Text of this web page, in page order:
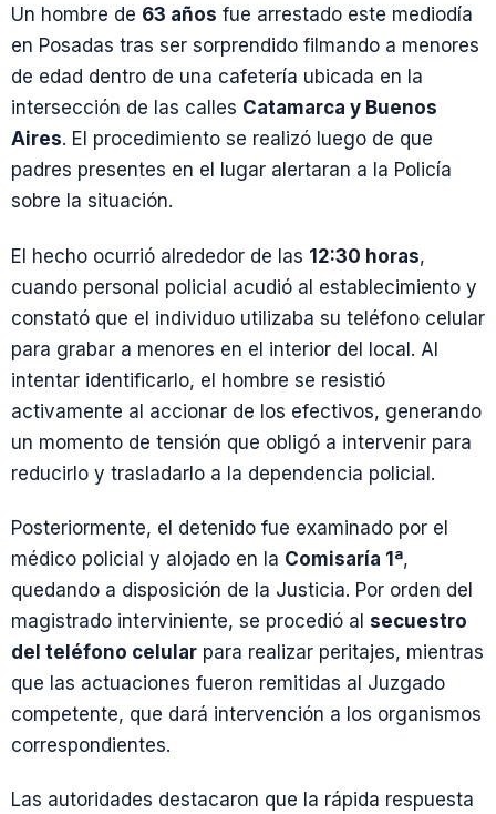
Un hombre de 63 años fue arrestado este mediodía
en Posadas tras ser sorprendido filmando a menores
de edad dentro de una cafetería ubicada en la
intersección de las calles Catamarca y Buenos
Aires. El procedimiento se realizó luego de que
padres presentes en el lugar alertaran a la Policía
sobre la situación.
El hecho ocurrió alrededor de las 12:30 horas,
cuando personal policial acudió al establecimiento y
constató que el individuo utilizaba su teléfono celular
para grabar a menores en el interior del local. Al
intentar identificarlo, el hombre se resistió
activamente al accionar de los efectivos, generando
un momento de tensión que obligó a intervenir para
reducirlo y trasladarlo a la dependencia policial.
Posteriormente, el detenido fue examinado por el
médico policial y alojado en la Comisaría 1ª,
quedando a disposición de la Justicia. Por orden del
magistrado interviniente, se procedió al secuestro
del teléfono celular para realizar peritajes, mientras
que las actuaciones fueron remitidas al Juzgado
competente, que dará intervención a los organismos
correspondientes.
Las autoridades destacaron que la rápida respuesta